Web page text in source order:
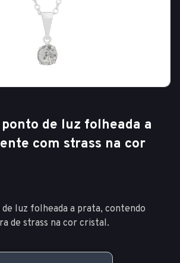
de luz folheada a
com strass na cor
luz folheada a prata, contendo
de strass na cor cristal.